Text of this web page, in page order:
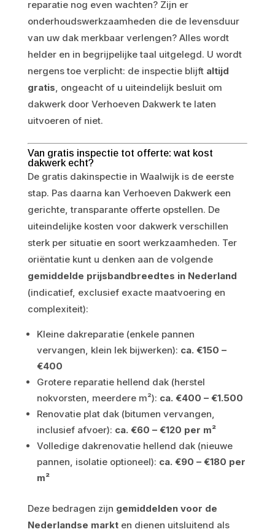
reparatie nog even wachten? Zijn er
onderhoudswerkzaamheden die de levensduur
van uw dak merkbaar verlengen? Alles wordt
helder en in begrijpelijke taal uitgelegd. U wordt
nergens toe verplicht: de inspectie blijft altijd
gratis, ongeacht of u uiteindelijk besluit om
dakwerk door Verhoeven Dakwerk te laten
uitvoeren of niet.
Van gratis inspectie tot offerte: wat kost
dakwerk echt?
De gratis dakinspectie in Waalwijk is de eerste
stap. Pas daarna kan Verhoeven Dakwerk een
gerichte, transparante offerte opstellen. De
uiteindelijke kosten voor dakwerk verschillen
sterk per situatie en soort werkzaamheden. Ter
oriëntatie kunt u denken aan de volgende
gemiddelde prijsbandbreedtes in Nederland
(indicatief, exclusief exacte maatvoering en
complexiteit):
Kleine dakreparatie (enkele pannen
vervangen, klein lek bijwerken): ca. €150 –
€400
Grotere reparatie hellend dak (herstel
nokvorsten, meerdere m²): ca. €400 – €1.500
Renovatie plat dak (bitumen vervangen,
inclusief afvoer): ca. €60 – €120 per m²
Volledige dakrenovatie hellend dak (nieuwe
pannen, isolatie optioneel): ca. €90 – €180 per
m²
Deze bedragen zijn gemiddelden voor de
Nederlandse markten dienen uitsluitend als